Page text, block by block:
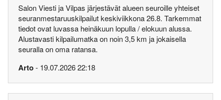
Salon Viesti ja Vilpas järjestävät alueen seuroille yhteiset
seuranmestaruuskilpailut keskiviikkona 26.8. Tarkemmat
tiedot ovat luvassa heinäkuun lopulla / elokuun alussa.
Alustavasti kilpailumatka on noin 3,5 km ja jokaisella
seuralla on oma ratansa.
Arto- 19.07.2026 22:18